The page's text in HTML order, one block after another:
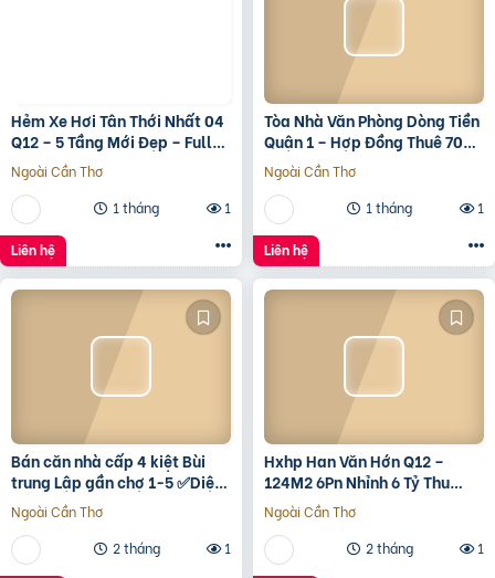
Hẻm Xe Hơi Tân Thới Nhất 04
Q12 – 5 Tầng Mới Đẹp – Full
Nội Thất – Giá 7.3 Tỷ
Ngoài Cần Thơ
1 tháng
1
Liên hệ
Tòa Nhà Văn Phòng Dòng Tiền
Quận 1 – Hợp Đồng Thuê 700
Triệu/Tháng – 490 Tỷ
Ngoài Cần Thơ
1 tháng
1
Liên hệ
Bán căn nhà cấp 4 kiệt Bùi
trung Lập gần chợ 1-5 ✅Diện
tích 5*22 ✅Hướng Tây Bắc
✅Đường oto thông
Ngoài Cần Thơ
2 tháng
1
Hxhp Han Văn Hớn Q12 –
124M2 6Pn Nhỉnh 6 Tỷ Thu
15Tr/Tháng
Ngoài Cần Thơ
2 tháng
1